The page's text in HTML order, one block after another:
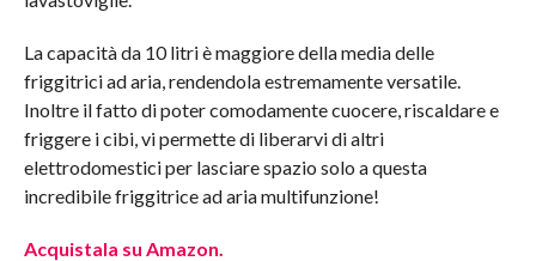
La capacità da 10 litri è maggiore della media delle
friggitrici ad aria, rendendola estremamente versatile.
Inoltre il fatto di poter comodamente cuocere, riscaldare e
friggere i cibi, vi permette di liberarvi di altri
elettrodomestici per lasciare spazio solo a questa
incredibile friggitrice ad aria multifunzione!
Acquistala su Amazon.